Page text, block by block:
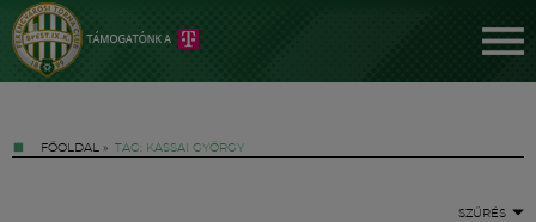
FŐOLDAL » TAG: KASSAI GYÖRGY
SZŰRÉS